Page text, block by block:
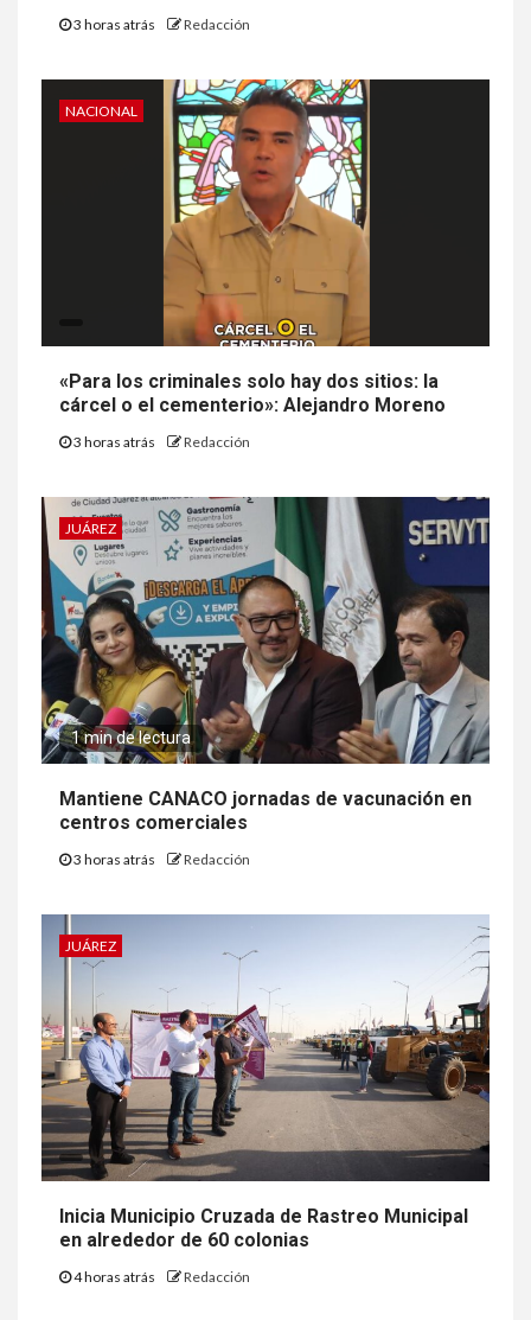
3 horas atrás Redacción
NACIONAL
«Para los criminales solo hay dos sitios: la
cárcel o el cementerio»: Alejandro Moreno
3 horas atrás Redacción
JUÁREZ
1 min de lectura
Mantiene CANACO jornadas de vacunación en
centros comerciales
3 horas atrás Redacción
JUÁREZ
Inicia Municipio Cruzada de Rastreo Municipal
en alrededor de 60 colonias
4 horas atrás Redacción